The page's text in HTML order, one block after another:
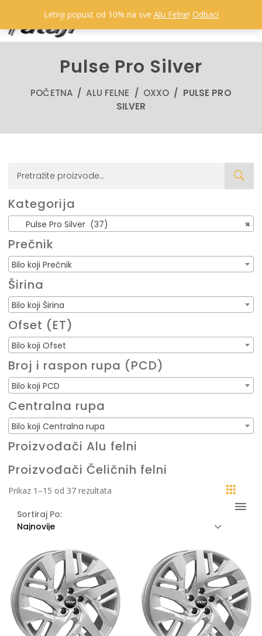
Letnji popust od 10% na sve Alu Felne! Odbaci
Pulse Pro Silver
POČETNA/ALU FELNE / OXXO / PULSE PRO
SILVER
Kategorija
×
Pulse Pro Silver (37)
Prečnik
Bilo koji Prečnik
Širina
Bilo koji Širina
Ofset (ET)
Bilo koji Ofset
Broj i raspon rupa (PCD)
Bilo koji PCD
Centralna rupa
Bilo koji Centralna rupa
Proizvođači Alu felni
Proizvođači Čeličnih felni
Prikaz 1–15 od 37 rezultata
Sortiraj Po: